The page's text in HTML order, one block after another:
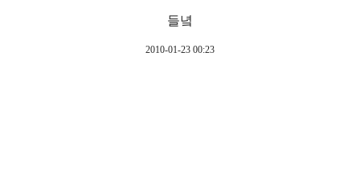
들녘
2010-01-23 00:23